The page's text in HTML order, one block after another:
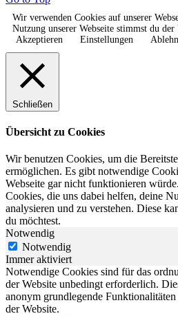
Wir verwenden Cookies auf unserer
Nutzung unserer Webseite stimmst du der
Akzeptieren
Einstellungen
Schließen
Übersicht zu Cookies
Wir benutzen Cookies, um die
ermöglichen. Es gibt notwendige
Webseite gar nicht funktionieren
Cookies, die uns dabei helfen, deine
analysieren und zu verstehen. Diese
du möchtest.
Notwendig
Notwendig
Immer aktiviert
Notwendige Cookies sind für das
der Website unbedingt erforderlich.
anonym grundlegende
der Website.